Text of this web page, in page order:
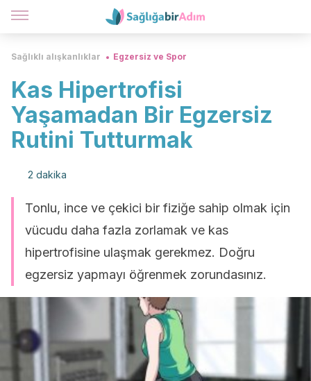
Sağlıklı alışkanlıklar Egzersiz ve Spor
Kas Hipertrofisi
Yaşamadan Bir Egzersiz
Rutini Tutturmak
2 dakika
Tonlu, ince ve çekici bir fiziğe sahip olmak için
vücudu daha fazla zorlamak ve kas
hipertrofisine ulaşmak gerekmez. Doğru
egzersiz yapmayı öğrenmek zorundasınız.